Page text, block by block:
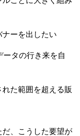
ナーを出したい
ータの行き来を自
れた範囲を超える販
、こうした要望が